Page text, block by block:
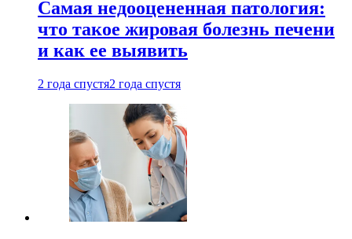
Самая недооцененная патология:
что такое жировая болезнь печени
и как ее выявить
2 года спустя2 года спустя